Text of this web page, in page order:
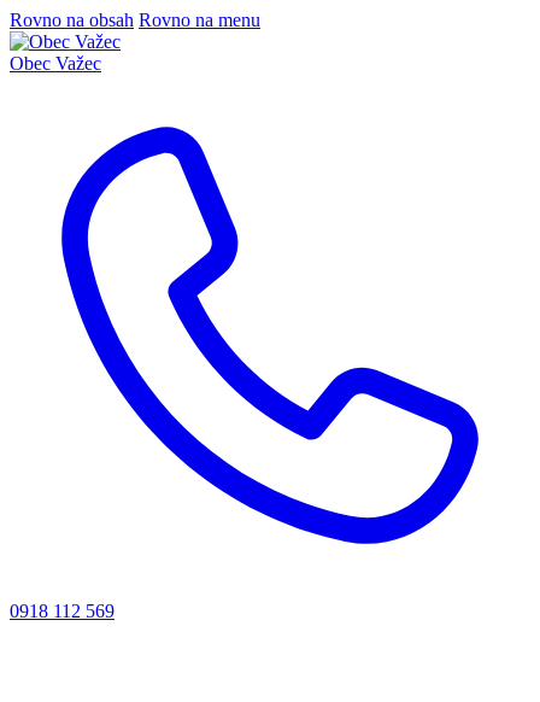
Rovno na obsah Rovno na menu
Obec Važec
0918 112 569